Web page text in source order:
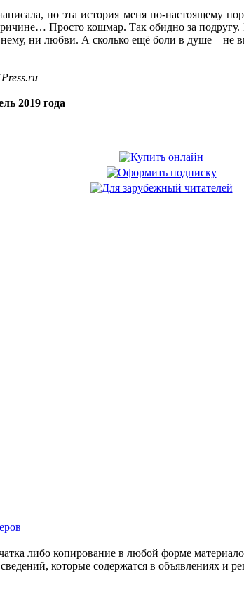
но эта история меня по-настоящему
Просто кошмар. Так обидно за
ни любви. А сколько ещё боли в душе – не
2019 года
либо копирование в любой форме
которые содержатся в объявлениях и